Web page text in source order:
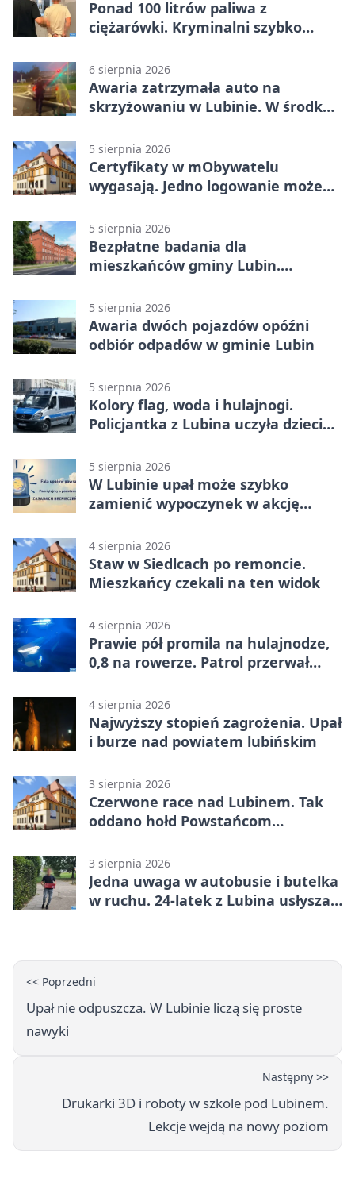
Ponad 100 litrów paliwa z
ciężarówki. Kryminalni szybko
6 sierpnia 2026
Awaria zatrzymała auto na
skrzyżowaniu w Lubinie. W środku
5 sierpnia 2026
Certyfikaty w mObywatelu
wygasają. Jedno logowanie może
5 sierpnia 2026
Bezpłatne badania dla
mieszkańców gminy Lubin.
5 sierpnia 2026
Awaria dwóch pojazdów opóźni
odbiór odpadów w gminie Lubin
5 sierpnia 2026
Kolory flag, woda i hulajnogi.
Policjantka z Lubina uczyła dzieci
5 sierpnia 2026
W Lubinie upał może szybko
zamienić wypoczynek w akcję
4 sierpnia 2026
Staw w Siedlcach po remoncie.
Mieszkańcy czekali na ten widok
4 sierpnia 2026
Prawie pół promila na hulajnodze,
0,8 na rowerze. Patrol przerwał
4 sierpnia 2026
Najwyższy stopień zagrożenia. Upał
i burze nad powiatem lubińskim
3 sierpnia 2026
Czerwone race nad Lubinem. Tak
oddano hołd Powstańcom
3 sierpnia 2026
Jedna uwaga w autobusie i butelka
w ruchu. 24-latek z Lubina usłyszał
<< Poprzedni
Upał nie odpuszcza. W Lubinie liczą się proste
nawyki
Następny >>
Drukarki 3D i roboty w szkole pod Lubinem.
Lekcje wejdą na nowy poziom